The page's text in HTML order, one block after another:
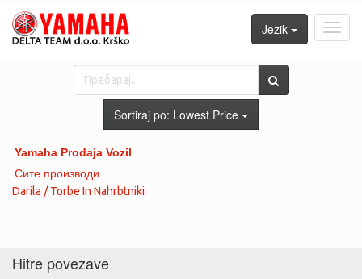
Jezik
Sortiraj po: Lowest Price
Yamaha Prodaja Vozil
Сите производи
Darila / Torbe In Nahrbtniki
Hitre povezave